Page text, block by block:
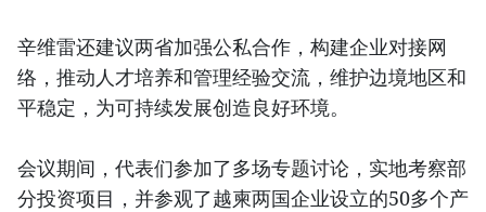
辛维雷还建议两省加强公私合作，构建企业对接网
络，推动人才培养和管理经验交流，维护边境地区和
平稳定，为可持续发展创造良好环境。
会议期间，代表们参加了多场专题讨论，实地考察部
分投资项目，并参观了越柬两国企业设立的50多个产